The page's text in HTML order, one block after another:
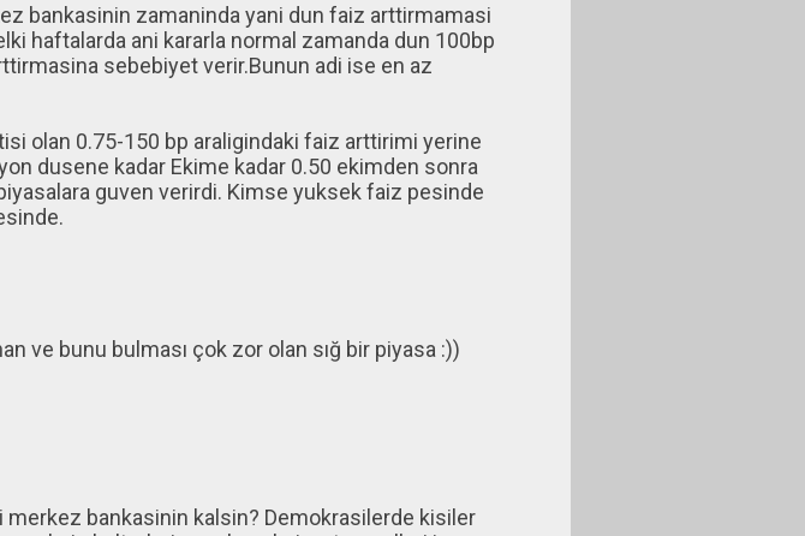
bankasinin zamaninda yani dun faiz arttirmamasi
haftalarda ani kararla normal zamanda dun 100bp
sebebiyet verir.Bunun adi ise en az
olan 0.75-150 bp araligindaki faiz arttirimi yerine
dusene kadar Ekime kadar 0.50 ekimden sonra
guven verirdi. Kimse yuksek faiz pesinde
ve bunu bulması çok zor olan sığ bir piyasa :))
bankasinin kalsin? Demokrasilerde kisiler